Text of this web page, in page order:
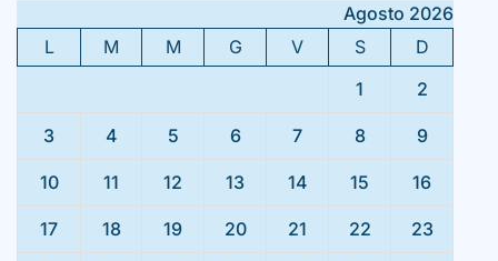
Agosto 2026
L
M M G V S
D
1
2
3 4 5 6 7 8 9
10 11 12 13 14 15 16
17 18 19 20 21 22 23